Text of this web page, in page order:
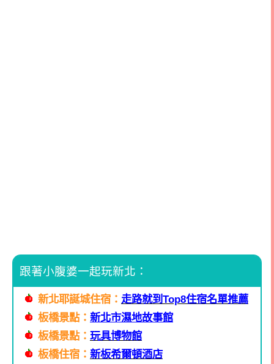
跟著小腹婆一起玩新北：
新北耶誕城住宿： 走路就到Top8住宿名單推薦
板橋景點： 新北市濕地故事館
板橋景點： 玩具博物館
板橋住宿： 新板希爾頓酒店